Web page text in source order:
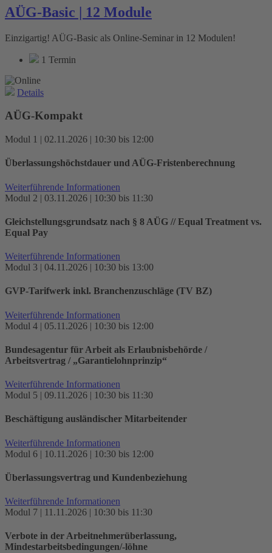
AÜG-Basic | 12 Module
Einzigartig! AÜG-Basic als Online-Seminar in 12 Modulen!
1 Termin
Details
AÜG-Kompakt
Modul 1 | 02.11.2026 | 10:30 bis 12:00
Überlassungs­höchstdauer und AÜG-Fristenberechnung
Weiterführende Informationen
Modul 2 | 03.11.2026 | 10:30 bis 11:30
Gleichstellungsgrundsatz nach § 8 AÜG // Equal Treatment vs.
Equal Pay
Weiterführende Informationen
Modul 3 | 04.11.2026 | 10:30 bis 13:00
GVP-Tarifwerk inkl. Branchenzuschläge (TV BZ)
Weiterführende Informationen
Modul 4 | 05.11.2026 | 10:30 bis 12:00
Bundesagentur für Arbeit als Erlaubnisbehörde /
Arbeitsvertrag / „Garantielohnprinzip“
Weiterführende Informationen
Modul 5 | 09.11.2026 | 10:30 bis 11:30
Beschäftigung ausländischer Mitarbeitender
Weiterführende Informationen
Modul 6 | 10.11.2026 | 10:30 bis 12:00
Überlassungsvertrag und Kundenbeziehung
Weiterführende Informationen
Modul 7 | 11.11.2026 | 10:30 bis 11:30
Verbote in der Arbeitnehmerüberlassung,
Mindestarbeitsbedingungen/-löhne